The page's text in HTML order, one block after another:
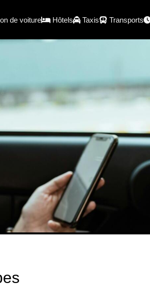
de voiture Hôtels Taxis Transports